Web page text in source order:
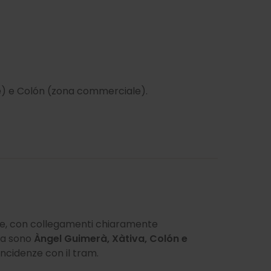
e Colón (zona commerciale).
con collegamenti chiaramente
sono Àngel Guimerà, Xàtiva, Colón e
con il tram.